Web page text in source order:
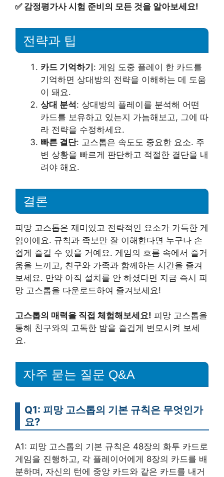
✅ 감정평가사 시험 준비의 모든 것을 알아보세요!
전략과 팁
카드 기억하기 : 게임 도중 플레이 한 카드를
기억하면 상대방의 전략을 이해하는 데 도움
이 돼요.
상대 분석 : 상대방의 플레이를 분석해 어떤
카드를 보유하고 있는지 가늠해보고, 그에 따
라 전략을 수정하세요.
빠른 결단: 고스톱은 속도도 중요한 요소. 주
변 상황을 빠르게 판단하고 적절한 결단을 내
려야 해요.
결론
피망 고스톱은 재미있고 전략적인 요소가 가득한 게
임이에요. 규칙과 족보만 잘 이해한다면 누구나 손
쉽게 즐길 수 있을 거예요. 게임의 흐름 속에서 즐거
움을 느끼고, 친구와 가족과 함께하는 시간을 즐겨
보세요. 만약 아직 설치를 안 하셨다면 지금 즉시 피
망 고스톱을 다운로드하여 즐겨보세요!
고스톱의 매력을 직접 체험해보세요! 피망 고스톱을
통해 친구와의 고독한 밤을 즐겁게 변모시켜 보세
요.
자주 묻는 질문 Q&A
Q1: 피망 고스톱의 기본 규칙은 무엇인가
요?
A1: 피망 고스톱의 기본 규칙은 48장의 화투 카드로
게임을 진행하고, 각 플레이어에게 8장의 카드를 배
분하며, 자신의 턴에 중앙 카드와 같은 카드를 내거